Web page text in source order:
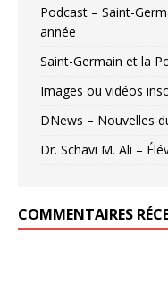
Podcast – Saint-
année
Saint-Germain et la
Images ou vidéos
DNews – Nouvelles
Dr. Schavi M. Ali –
COMMENTAIRES